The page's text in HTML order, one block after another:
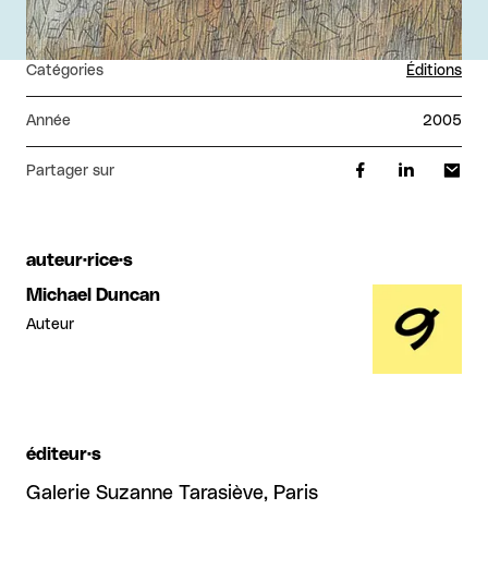
Catégories Éditions
Année 2005
Partager sur
auteur·rice·s
Michael Duncan
Auteur
éditeur·s
Galerie Suzanne Tarasiève, Paris